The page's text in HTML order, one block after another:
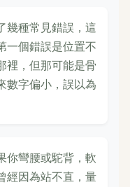
幾種常見錯誤，這
一個錯誤是位置不
裡，但那可能是骨
數字偏小，誤以為
你彎腰或駝背，軟
經因為站不直，量